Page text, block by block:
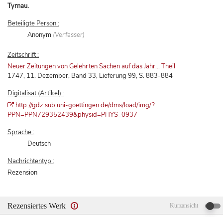
Tyrnau.
Beteiligte Person :
Anonym (Verfasser)
Zeitschrift :
Neuer Zeitungen von Gelehrten Sachen auf das Jahr... Theil
1747, 11. Dezember, Band 33, Lieferung 99, S. 883-884
Digitalisat (Artikel) :
http://gdz.sub.uni-goettingen.de/dms/load/img/?
PPN=PPN729352439&physid=PHYS_0937
Sprache :
Deutsch
Nachrichtentyp :
Rezension
Rezensiertes Werk Kurzansicht